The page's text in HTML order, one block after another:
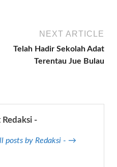
NEXT ARTICLE
Telah Hadir Sekolah Adat
Terentau Jue Bulau
-
posts by Redaksi - →